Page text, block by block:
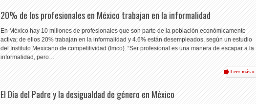
20% de los profesionales en México trabajan en la informalidad
En México hay 10 millones de profesionales que son parte de la población económicamente
activa; de ellos 20% trabajan en la informalidad y 4.6% están desempleados, según un estudio
del Instituto Mexicano de competitividad (Imco). “Ser profesional es una manera de escapar a la
informalidad, pero…
Leer más »
El Día del Padre y la desigualdad de género en México